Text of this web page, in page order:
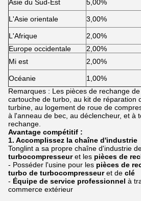
Asie du Sud-Est 5,00%
L'Asie orientale
3,00%
L'Afrique
2,00%
Europe occidentale
2,00%
Mi est
2,00%
Océanie
1,00%
Remarques : Les pièces de rechange
cartouche de turbo, au kit de réparation
turbine, au logement de roue de
à l'anneau de bec, au déclencheur, et à
rechange.
Avantage compétitif :
1. Accomplissez la chaîne d'industrie
Tonglint a sa propre chaîne d'industrie
turbocompresseuret les pièces de
- Posséder l'usine pour les pièces de
turbo de turbocompresseuret de clé
- Équipe de service professionnel à
commerce extérieur